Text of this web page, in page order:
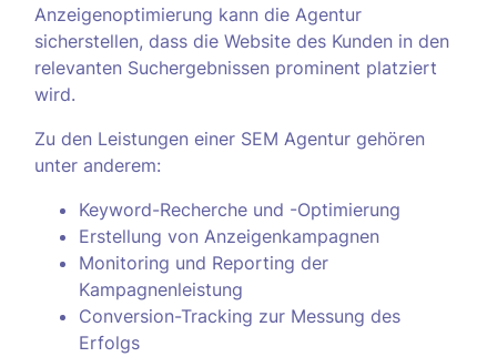
Anzeigenoptimierung kann die Agentur
sicherstellen, dass die Website des Kunden in den
relevanten Suchergebnissen prominent platziert
wird.
Zu den Leistungen einer SEM Agentur gehören
unter anderem:
Keyword-Recherche und -Optimierung
Erstellung von Anzeigenkampagnen
Monitoring und Reporting der
Kampagnenleistung
Conversion-Tracking zur Messung des
Erfolgs